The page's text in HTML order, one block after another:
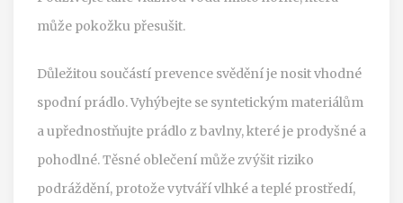
může pokožku přesušit.
Důležitou součástí prevence svědění je nosit vhodné
spodní prádlo. Vyhýbejte se syntetickým materiálům
a upřednostňujte prádlo z bavlny, které je prodyšné a
pohodlné. Těsné oblečení může zvýšit riziko
podráždění, protože vytváří vlhké a teplé prostředí,